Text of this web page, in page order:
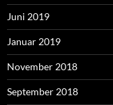
Juni 2019
Januar 2019
November 2018
September 2018